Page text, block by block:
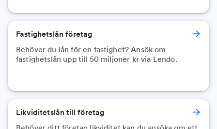
Fastighetslån företag
Behöver du lån för en fastighet? Ansök om
fastighetslån upp till 50 miljoner kr via Lendo.
Likviditetslån till företag